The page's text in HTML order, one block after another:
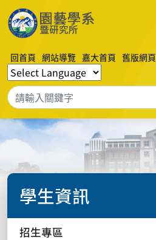
回首頁 網站導覽 嘉大首頁 舊版網頁
學生資訊
招生專區